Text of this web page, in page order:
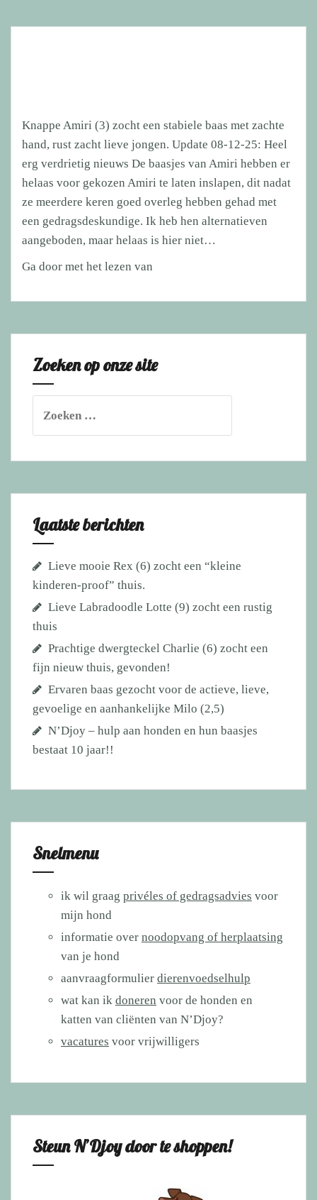
Knappe Amiri (3) zocht een stabiele baas met zachte
hand, rust zacht lieve jongen. Update 08-12-25: Heel
erg verdrietig nieuws De baasjes van Amiri hebben er
helaas voor gekozen Amiri te laten inslapen, dit nadat
ze meerdere keren goed overleg hebben gehad met
een gedragsdeskundige. Ik heb hen alternatieven
aangeboden, maar helaas is hier niet…
Ga door met het lezen van
(3)
stabiele
met
hand,
lieve
Zoeken op onze site
naar:
Laatste berichten
Lieve mooie Rex (6) zocht een “kleine
kinderen-proof” thuis.
Lieve Labradoodle Lotte (9) zocht een rustig
thuis
Prachtige dwergteckel Charlie (6) zocht een
fijn nieuw thuis, gevonden!
Ervaren baas gezocht voor de actieve, lieve,
gevoelige en aanhankelijke Milo (2,5)
N’Djoy – hulp aan honden en hun baasjes
bestaat 10 jaar!!
Snelmenu
ik wil graag privéles of gedragsadvies voor
mijn hond
informatie over noodopvang of herplaatsing
van je hond
aanvraagformulier dierenvoedselhulp
wat kan ik doneren voor de honden en
katten van cliënten van N’Djoy?
vacatures voor vrijwilligers
Steun N’Djoy door te shoppen!